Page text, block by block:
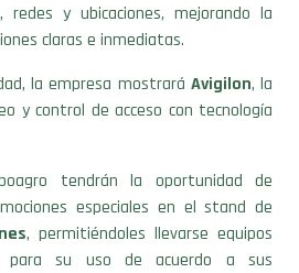
redes y ubicaciones, mejorando la
claras e inmediatas.
la empresa mostrará Avigilon, la
y control de acceso con tecnología
tendrán la oportunidad de
especiales en el stand de
, permitiéndoles llevarse equipos
para su uso de acuerdo a sus